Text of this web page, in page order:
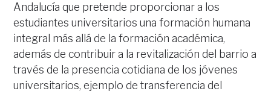
Andalucía que pretende proporcionar a los
estudiantes universitarios una formación humana
integral más allá de la formación académica,
además de contribuir a la revitalización del barrio a
través de la presencia cotidiana de los jóvenes
universitarios, ejemplo de transferencia del